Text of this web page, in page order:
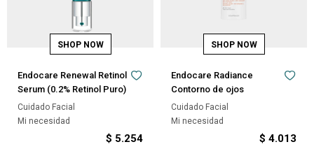
Endocare Renewal Retinol
Serum (0.2% Retinol Puro)
Cuidado Facial
Mi necesidad
$ 5.254
Endocare Radiance
Contorno de ojos
Cuidado Facial
Mi necesidad
$ 4.013